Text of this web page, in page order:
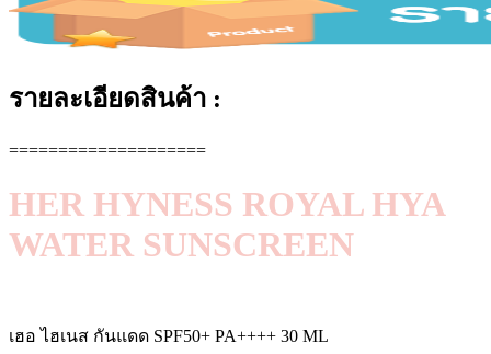
รายละเอียดสินค้า :
====================
HER HYNESS ROYAL HYA
WATER SUNSCREEN
เฮอ ไฮเนส กันแดด SPF50+ PA++++ 30 ML